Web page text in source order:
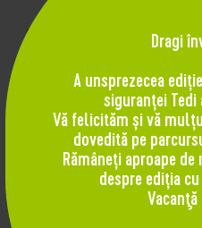
Dragi
A unsprezecea
siguranței
Vă felicităm și vă
dovedită pe
Rămâneți aproape
despre ediția
Tema 11 -
strada si
carosabilului
Puteţi descărca fişa